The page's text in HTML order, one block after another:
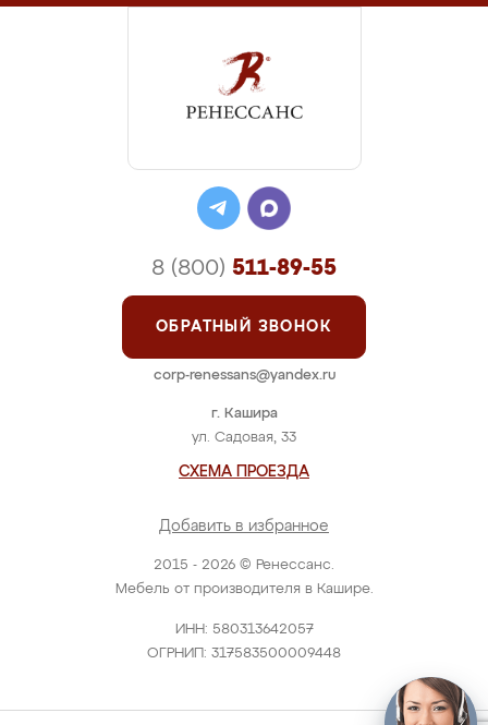
2015 - 2026 © Ренессанс.
Мебель от производителя в Кашире.
ИНН: 580313642057
ОГРНИП: 317583500009448
г. Кашира
ул. Садовая, 33
СХЕМА ПРОЕЗДА
Добавить в избранное
8 (800) 511-89-55
ОБРАТНЫЙ ЗВОНОК
corp-renessans@yandex.ru